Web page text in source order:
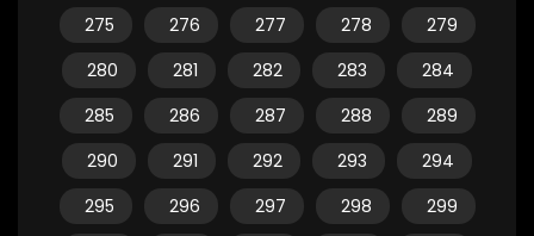
275
276 277 278
279
280
281 282 283
284
285
286 287 288
289
290
291 292 293
294
295
296 297 298
299